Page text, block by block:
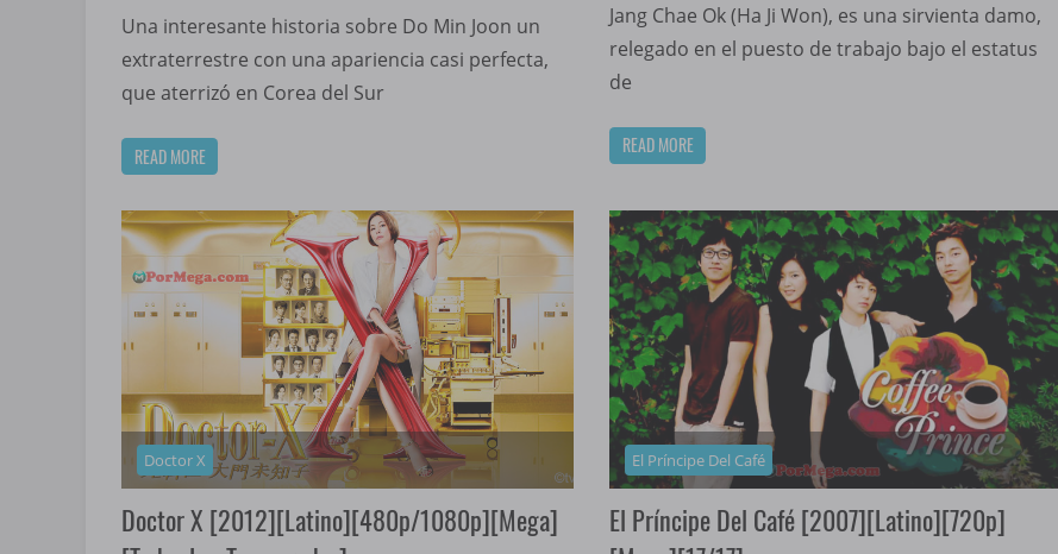
Una interesante historia sobre Do Min Joon un
extraterrestre con una apariencia casi perfecta,
que aterrizó en Corea del Sur
READ MORE
Jang Chae Ok (Ha Ji Won), es una sirvienta damo,
relegado en el puesto de trabajo bajo el estatus
de
READ MORE
Doctor X
Doctor X [2012][Latino][480p/1080p][Mega]
El Príncipe Del Café
El Príncipe Del Café [2007][Latino][720p]